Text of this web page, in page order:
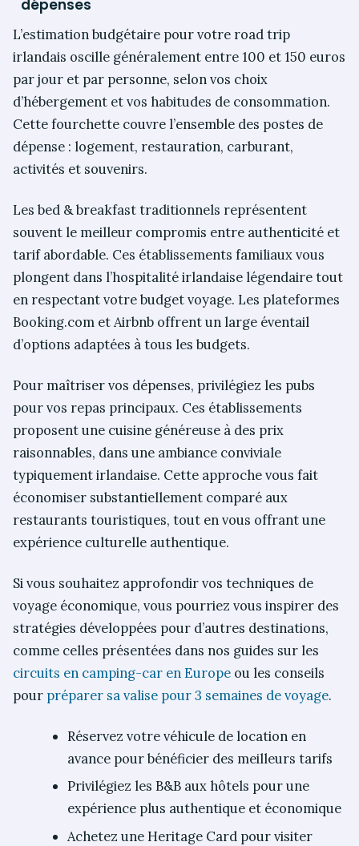
dépenses
L’estimation budgétaire pour votre road trip
irlandais oscille généralement entre 100 et 150 euros
par jour et par personne, selon vos choix
d’hébergement et vos habitudes de consommation.
Cette fourchette couvre l’ensemble des postes de
dépense : logement, restauration, carburant,
activités et souvenirs.
Les bed & breakfast traditionnels représentent
souvent le meilleur compromis entre authenticité et
tarif abordable. Ces établissements familiaux vous
plongent dans l’hospitalité irlandaise légendaire tout
en respectant votre budget voyage. Les plateformes
Booking.com et Airbnb offrent un large éventail
d’options adaptées à tous les budgets.
Pour maîtriser vos dépenses, privilégiez les pubs
pour vos repas principaux. Ces établissements
proposent une cuisine généreuse à des prix
raisonnables, dans une ambiance conviviale
typiquement irlandaise. Cette approche vous fait
économiser substantiellement comparé aux
restaurants touristiques, tout en vous offrant une
expérience culturelle authentique.
Si vous souhaitez approfondir vos techniques de
voyage économique, vous pourriez vous inspirer des
stratégies développées pour d’autres destinations,
comme celles présentées dans nos guides sur les
circuits en camping-car en Europe ou les conseils
pour préparer sa valise pour 3 semaines de voyage.
Réservez votre véhicule de location en
avance pour bénéficier des meilleurs tarifs
Privilégiez les B&B aux hôtels pour une
expérience plus authentique et économique
Achetez une Heritage Card pour visiter